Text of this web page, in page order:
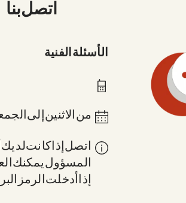
اتصل بنا
الأسئلة الفنية
من الاثنين إلى الجمعة من 8 صباحاً
اتصل إذا كانت
المسؤول. يمكنك
إذا أدخلت الرمز